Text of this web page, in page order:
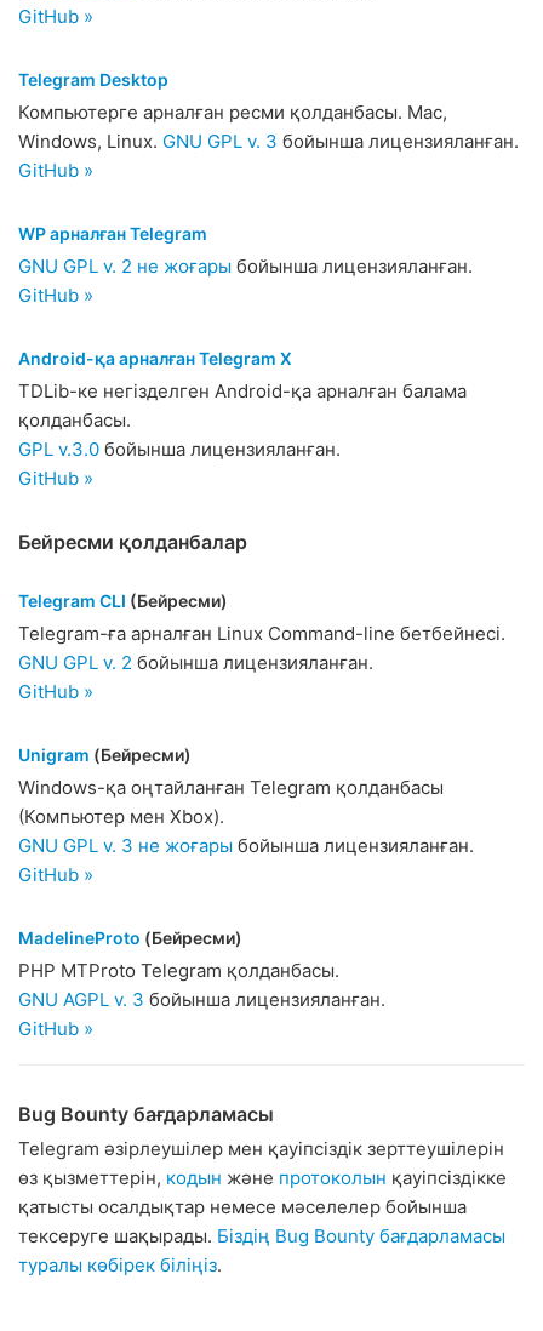
GitHub »
Telegram Desktop
Компьютерге арналған ресми қолданбасы. Mac,
Windows, Linux. GNU GPL v. 3 бойынша лицензияланған.
GitHub »
WP арналған Telegram
GNU GPL v. 2 не жоғары бойынша лицензияланған.
GitHub »
Android-қа арналған Telegram X
TDLib-ке негізделген Android-қа арналған балама
қолданбасы.
GPL v.3.0 бойынша лицензияланған.
GitHub »
Бейресми қолданбалар
Telegram CLI (Бейресми)
Telegram-ға арналған Linux Command-line бетбейнесі.
GNU GPL v. 2 бойынша лицензияланған.
GitHub »
Unigram (Бейресми)
Windows-қа оңтайланған Telegram қолданбасы
(Компьютер мен Xbox).
GNU GPL v. 3 не жоғары бойынша лицензияланған.
GitHub »
MadelineProto (Бейресми)
PHP MTProto Telegram қолданбасы.
GNU AGPL v. 3 бойынша лицензияланған.
GitHub »
Bug Bounty бағдарламасы
Telegram әзірлеушілер мен қауіпсіздік зерттеушілерін
өз қызметтерін, кодын және протоколын қауіпсіздікке
қатысты осалдықтар немесе мәселелер бойынша
тексеруге шақырады. Біздің Bug Bounty бағдарламасы
туралы көбірек біліңіз.